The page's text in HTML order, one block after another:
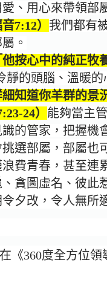
、用心來帶領部
7:12） 我們都有
。
他按心中的純正牧
靜的頭腦、溫暖
細知道你羊群的
24） 能夠當主
的管家，把握機
選部屬，部屬
費青春，甚至連
貪圖虛名、彼
夕改，令人無所
《360度全方位